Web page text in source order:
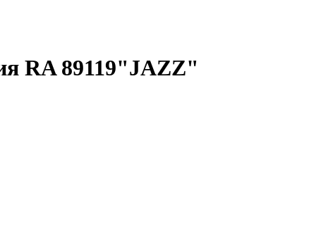
RA 89119"JAZZ"